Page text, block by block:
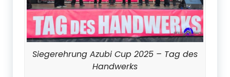
Siegerehrung Azubi Cup 2025 – Tag des
Handwerks